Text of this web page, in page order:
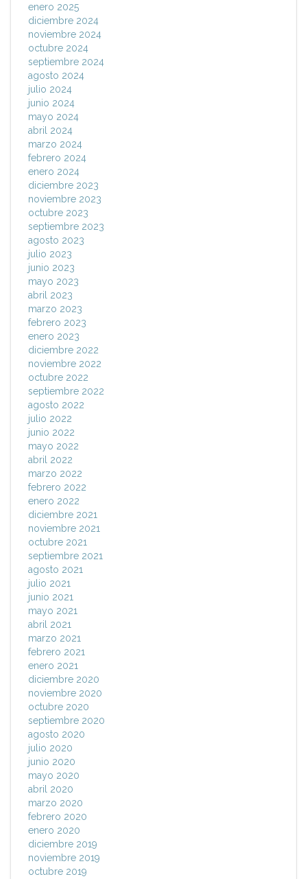
enero 2025
diciembre 2024
noviembre 2024
octubre 2024
septiembre 2024
agosto 2024
julio 2024
junio 2024
mayo 2024
abril 2024
marzo 2024
febrero 2024
enero 2024
diciembre 2023
noviembre 2023
octubre 2023
septiembre 2023
agosto 2023
julio 2023
junio 2023
mayo 2023
abril 2023
marzo 2023
febrero 2023
enero 2023
diciembre 2022
noviembre 2022
octubre 2022
septiembre 2022
agosto 2022
julio 2022
junio 2022
mayo 2022
abril 2022
marzo 2022
febrero 2022
enero 2022
diciembre 2021
noviembre 2021
octubre 2021
septiembre 2021
agosto 2021
julio 2021
junio 2021
mayo 2021
abril 2021
marzo 2021
febrero 2021
enero 2021
diciembre 2020
noviembre 2020
octubre 2020
septiembre 2020
agosto 2020
julio 2020
junio 2020
mayo 2020
abril 2020
marzo 2020
febrero 2020
enero 2020
diciembre 2019
noviembre 2019
octubre 2019